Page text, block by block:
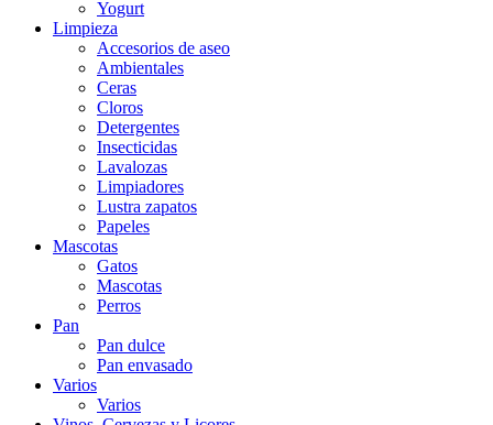
Yogurt
Limpieza
Accesorios de aseo
Ambientales
Ceras
Cloros
Detergentes
Insecticidas
Lavalozas
Limpiadores
Lustra zapatos
Papeles
Mascotas
Gatos
Mascotas
Perros
Pan
Pan dulce
Pan envasado
Varios
Varios